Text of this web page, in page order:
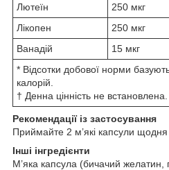
Лютеїн
250 мкг
Лікопен
250 мкг
Ванадій
15 мкг
* Відсотки добової норми
калорій.
† Денна цінність не встановлена.
Рекомендації із застосування
Приймайте 2 м’які капсули щодня
Інші інгредієнти
М’яка капсула (бичачий желатин,